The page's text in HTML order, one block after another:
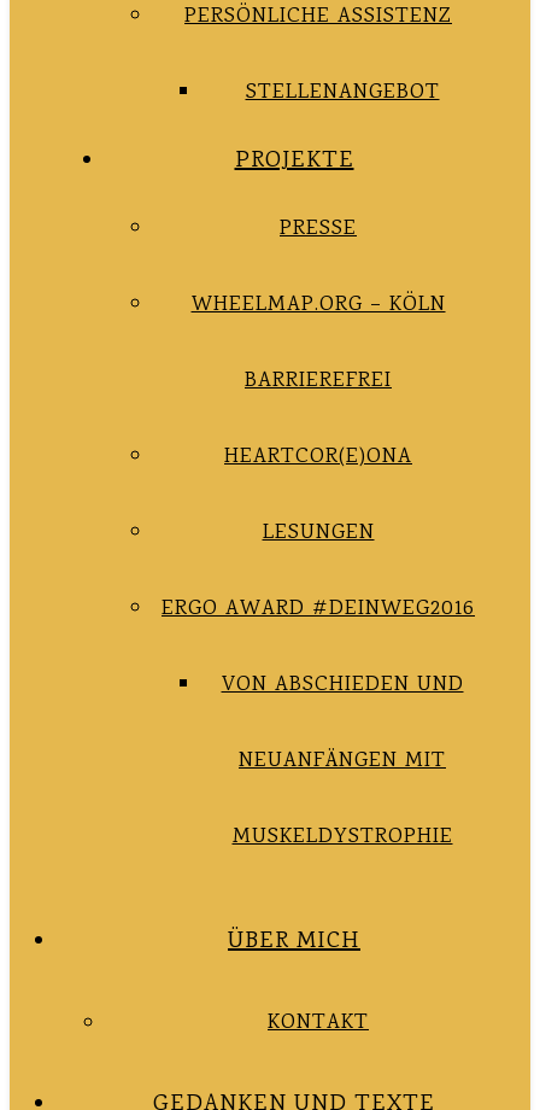
PERSÖNLICHE ASSISTENZ
STELLENANGEBOT
PROJEKTE
PRESSE
WHEELMAP.ORG – KÖLN
BARRIEREFREI
HEARTCOR(E)ONA
LESUNGEN
ERGO AWARD #DEINWEG2016
VON ABSCHIEDEN UND
NEUANFÄNGEN MIT
MUSKELDYSTROPHIE
ÜBER MICH
KONTAKT